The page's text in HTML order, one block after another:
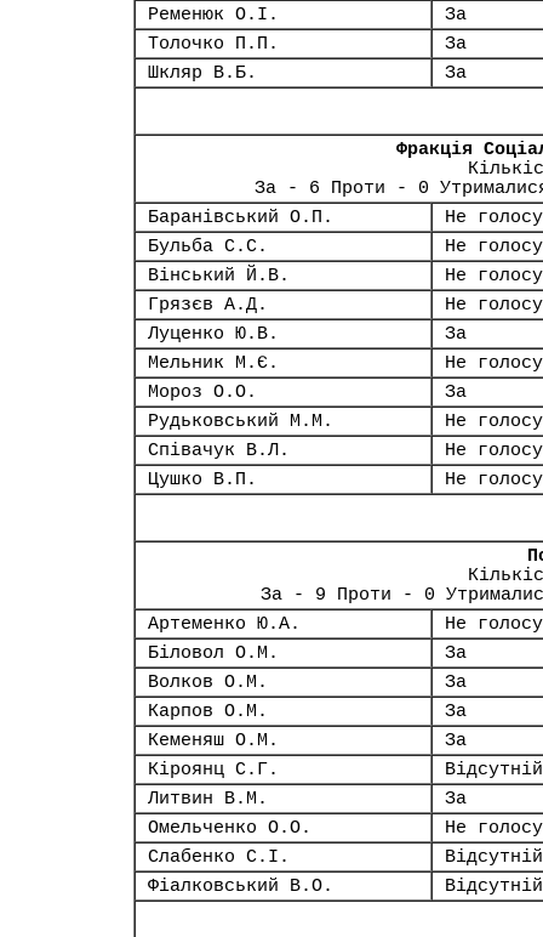
Ременюк О.І.
За
Толочко П.П.
За
Шкляр В.Б.
За
Фракція
За - 6 Проти - 0
Баранівський О.П.
Не
Бульба С.С.
Не
Вінський Й.В.
Не
Грязєв А.Д.
Не
Луценко Ю.В.
За
Мельник М.Є.
Не
Мороз О.О.
За
Рудьковський М.М.
Не
Співачук В.Л.
Не
Цушко В.П.
Не
За - 9 Проти - 0
Артеменко Ю.А.
Не
Біловол О.М.
За
Волков О.М.
За
Карпов О.М.
За
Кеменяш О.М.
За
Кіроянц С.Г.
Відсутній
Литвин В.М.
За
Омельченко О.О.
Не
Слабенко С.І.
Відсутній
Фіалковський В.О.
Відсутній